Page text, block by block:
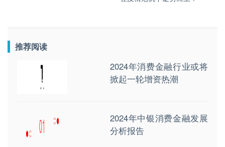
推荐阅读
2024年消费金融行业或将
掀起一轮增资热潮
2024年中银消费金融发展
分析报告